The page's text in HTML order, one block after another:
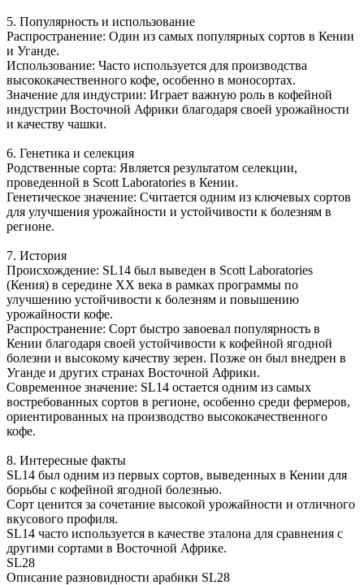
5. Популярность и использование
Распространение: Один из самых популярных сортов в Кении
и Уганде.
Использование: Часто используется для производства
высококачественного кофе, особенно в моносортах.
Значение для индустрии: Играет важную роль в кофейной
индустрии Восточной Африки благодаря своей урожайности
и качеству чашки.
6. Генетика и селекция
Родственные сорта: Является результатом селекции,
проведенной в Scott Laboratories в Кении.
Генетическое значение: Считается одним из ключевых сортов
для улучшения урожайности и устойчивости к болезням в
регионе.
7. История
Происхождение: SL14 был выведен в Scott Laboratories
(Кения) в середине XX века в рамках программы по
улучшению устойчивости к болезням и повышению
урожайности кофе.
Распространение: Сорт быстро завоевал популярность в
Кении благодаря своей устойчивости к кофейной ягодной
болезни и высокому качеству зерен. Позже он был внедрен в
Уганде и других странах Восточной Африки.
Современное значение: SL14 остается одним из самых
востребованных сортов в регионе, особенно среди фермеров,
ориентированных на производство высококачественного
кофе.
8. Интересные факты
SL14 был одним из первых сортов, выведенных в Кении для
борьбы с кофейной ягодной болезнью.
Сорт ценится за сочетание высокой урожайности и отличного
вкусового профиля.
SL14 часто используется в качестве эталона для сравнения с
другими сортами в Восточной Африке.
SL28
Описание разновидности арабики SL28